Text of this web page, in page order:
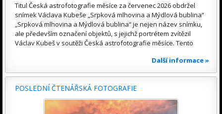
Titul Česká astrofotografie měsíce za červenec 2026 obdržel
snímek Václava Kubeše „Srpková mlhovina a Mýdlová bublina“
„Srpková mlhovina a Mýdlová bublina“ je nejen název snímku,
ale především označení objektů, s jejichž portrétem zvítězil
Václav Kubeš v soutěži Česká astrofotografie měsíce. Tento
Další informace »
POSLEDNÍ ČTENÁŘSKÁ FOTOGRAFIE